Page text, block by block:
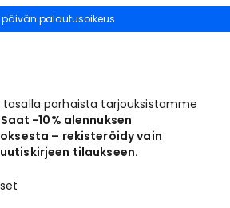
päivän palautusoikeus
tasalla parhaista tarjouksistamme
Saat -10% alennuksen
– rekisteröidy vain
tilaukseen.